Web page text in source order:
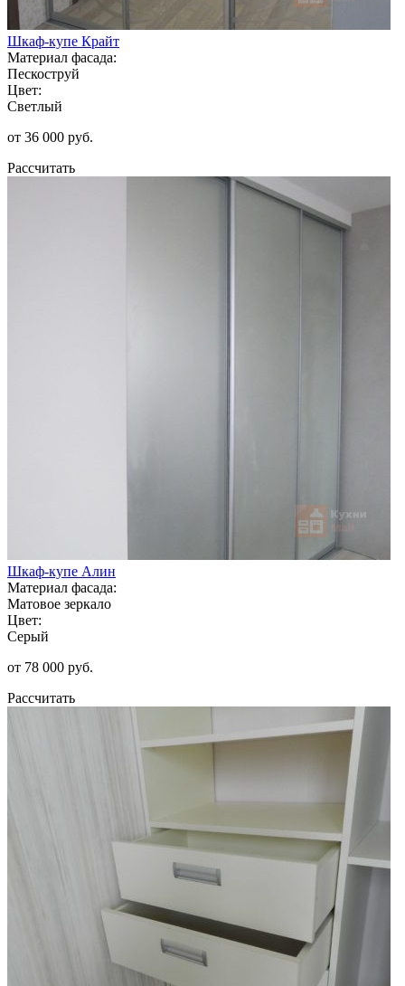
Шкаф-купе Крайт
Материал фасада:
Пескоструй
Цвет:
Светлый
от 36 000 руб.
Рассчитать
Шкаф-купе Алин
Материал фасада:
Матовое зеркало
Цвет:
Серый
от 78 000 руб.
Рассчитать